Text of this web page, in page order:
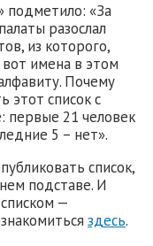
подметило: «За
разослал
из которого,
имена в этом
Почему
этот список с
первые 21 человек
5 – нет».
список,
подставе. И
—
здесь.